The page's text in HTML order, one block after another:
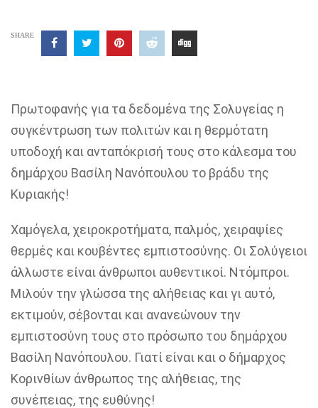
SHARE
Πρωτοφανής για τα δεδομένα της Σολυγείας η
συγκέντρωση των πολιτών και η θερμότατη
υποδοχή και ανταπόκρισή τους στο κάλεσμα του
δημάρχου Βασίλη Νανόπουλου το βράδυ της
Κυριακής!
Χαμόγελα, χειροκροτήματα, παλμός, χειραψίες
θερμές και κουβέντες εμπιστοσύνης. Οι Σολύγειοι
άλλωστε είναι άνθρωποι αυθεντικοί. Ντόμπροι.
Μιλούν την γλώσσα της αλήθειας και γι αυτό,
εκτιμούν, σέβονται και ανανεώνουν την
εμπιστοσύνη τους στο πρόσωπο του δημάρχου
Βασίλη Νανόπουλου. Γιατί είναι και ο δήμαρχος
Κορινθίων άνθρωπος της αλήθειας, της
συνέπειας, της ευθύνης!